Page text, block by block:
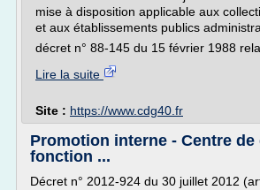
mise à disposition applicable aux
et aux établissements publics
décret n° 88-145 du 15 février 1988
Lire la suite
Site : https://www.cdg40.fr
Promotion interne - Centre
fonction ...
Décret n° 2012-924 du 30 juillet 2012